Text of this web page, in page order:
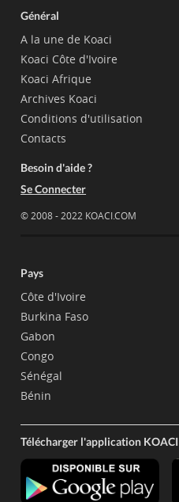
Général
A la une de Koaci
Koaci Côte d'Ivoire
Koaci Afrique
Archives Koaci
Conditions d'utilisation
Contacts
Besoin d'aide ?
Se Connecter
© 2008 - 2022 KOACI.COM
Pays
Côte d'Ivoire
Burkina Faso
Gabon
Congo
Sénégal
Bénin
Télécharger l'application KOACI